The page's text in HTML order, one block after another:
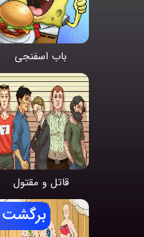
باب اسفنجی
قاتل و مقتول